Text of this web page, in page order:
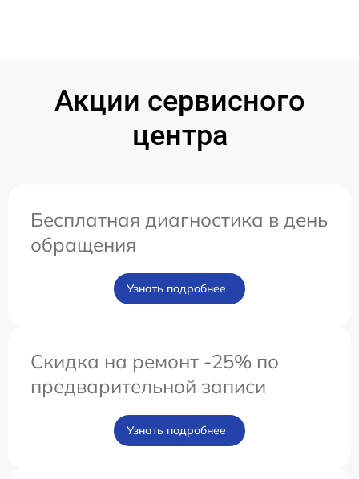
Акции сервисного
центра
Бесплатная диагностика в день
обращения
Узнать подробнее
Скидка на ремонт -25% по
предварительной записи
Узнать подробнее